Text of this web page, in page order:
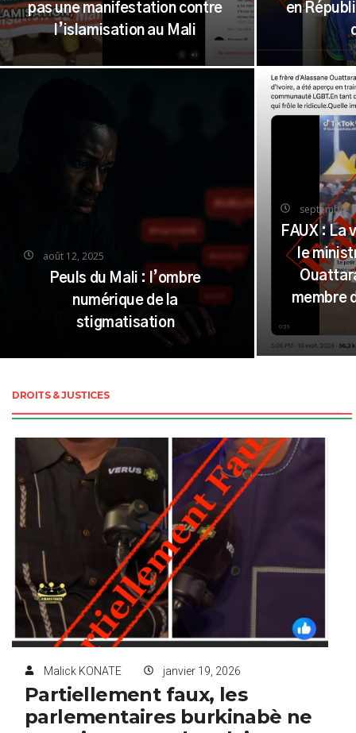
pas une manifestation contre
l’islamisation au Mali
août 12, 2025
Peuls du Mali : l’ombre
numérique de la
stigmatisation
en
septembre
FAUX : La
le
membre
DROITS & JUSTICES
Malick KONATE janvier 19, 2026
Partiellement faux, les
parlementaires burkinabè ne